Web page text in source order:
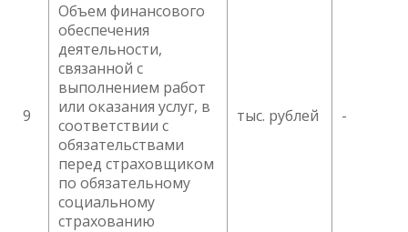
9
Объем финансового
обеспечения
деятельности,
связанной с
выполнением работ
или оказания услуг, в
соответствии с
обязательствами
перед страховщиком
по обязательному
социальному
страхованию
тыс. рублей -